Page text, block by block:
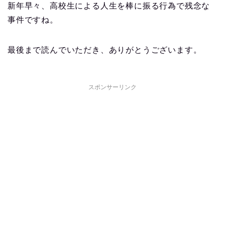
新年早々、高校生による人生を棒に振る行為で残念な
事件ですね。
最後まで読んでいただき、ありがとうございます。
スポンサーリンク